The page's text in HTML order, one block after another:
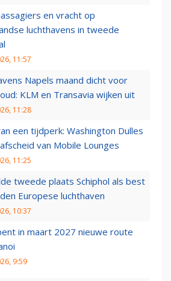
en vracht op
luchthavens in tweede
11:57
Napels maand dicht voor
KLM en Transavia wijken uit
11:28
een tijdperk: Washington Dulles
van Mobile Lounges
11:25
tweede plaats Schiphol als best
Europese luchthaven
10:37
in maart 2027 nieuwe route
9:59